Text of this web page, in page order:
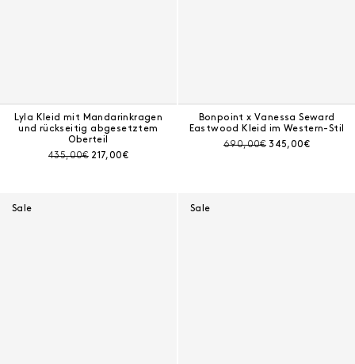
Lyla Kleid mit Mandarinkragen
und rückseitig abgesetztem
Oberteil
Preis vor Rabatt:
435,00€ Aktueller Preis:
217,00€
Bonpoint x Vanessa Seward
Eastwood Kleid im Western-Stil
Preis vor Rabatt:
690,00€ Aktueller Preis:
345,00€
Sale Sale